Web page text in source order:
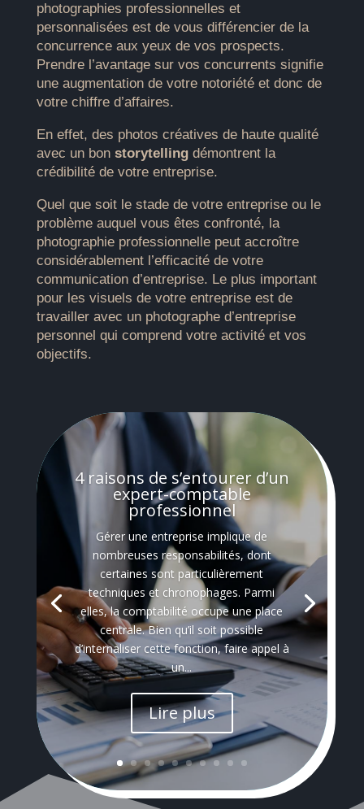
photographies professionnelles et
personnalisées est de vous différencier de la
concurrence aux yeux de vos prospects.
Prendre l’avantage sur vos concurrents signifie
une augmentation de votre notoriété et donc de
votre chiffre d’affaires.
En effet, des photos créatives de haute qualité
avec un bon storytellingdémontrent la
crédibilité de votre entreprise.
Quel que soit le stade de votre entreprise ou le
problème auquel vous êtes confronté, la
photographie professionnelle peut accroître
considérablement l’efficacité de votre
communication d’entreprise. Le plus important
pour les visuels de votre entreprise est de
travailler avec un photographe d’entreprise
personnel qui comprend votre activité et vos
objectifs.
4 raisons de s’entourer d’un
expert-comptable
professionnel
Gérer une entreprise implique de
nombreuses responsabilités, dont
certaines sont particulièrement
techniques et chronophages. Parmi
elles, la comptabilité occupe une place
centrale. Bien qu’il soit possible
d’internaliser cette fonction, faire appel à
un...
Lire plus